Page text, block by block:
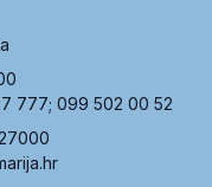
777; 099 502 00 52